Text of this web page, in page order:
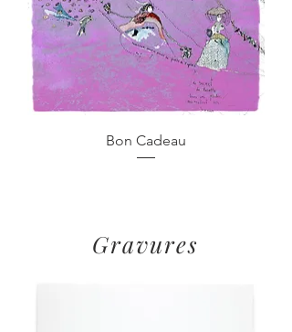
Bon Cadeau
Gravures